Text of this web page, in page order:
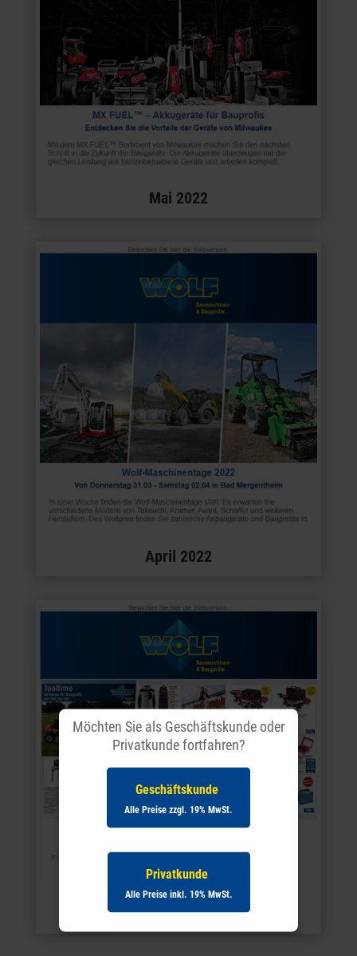
Mai 2022
April 2022
März 2022
Möchten Sie als Geschäftskunde oder
Privatkunde fortfahren?
Geschäftskunde
Alle Preise zzgl. 19% MwSt.
Privatkunde
Alle Preise inkl. 19% MwSt.